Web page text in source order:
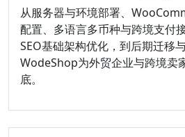
从服务器与环境部署、
配置、多语言多币种与跨境支付
SEO基础架构优化，到后期迁移
WodeShop为外贸企业与跨境卖
底。